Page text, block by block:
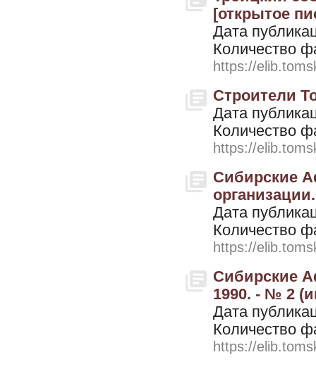
[открытое
Дата
Количество
https://
Строители
Дата
Количество
https://
Сибирские
Дата
Количество
https://
Сибирские
1990. - № 2
Дата
Количество
https://